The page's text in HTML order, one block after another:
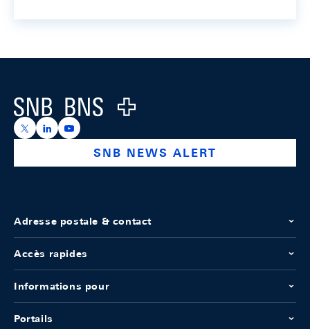
Logo
https://x.com/snb_bns
https://ch.linkedin.com/company/swiss-national-
https://www.youtube.com/@swissnationalbank
SNB NEWS ALERT
Adresse postale & contact
Accès rapides
Informations pour
Portails